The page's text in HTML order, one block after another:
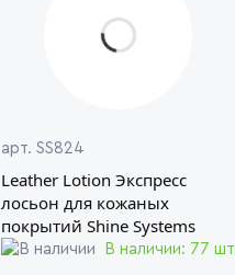
арт. SS824
Leather Lotion Экспресс
лосьон для кожаных
покрытий Shine Systems
В наличии: 77 шт